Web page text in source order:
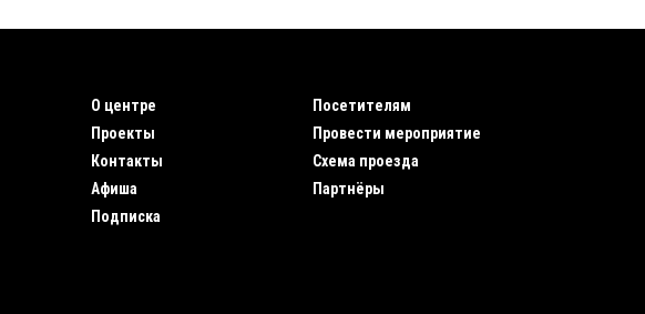
О центре
Проекты
Контакты
Афиша
Подписка
Посетителям
Провести мероприятие
Схема проезда
Партнёры